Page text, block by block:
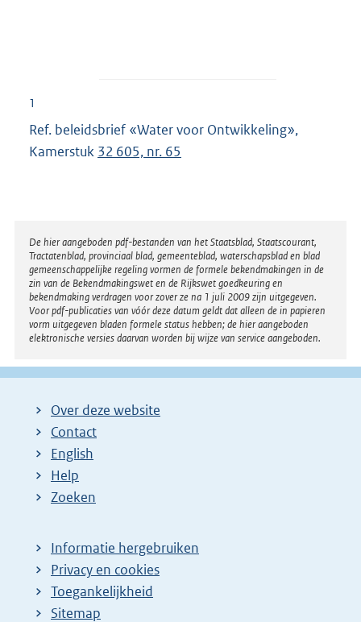
1
Ref. beleidsbrief «Water voor Ontwikkeling»,
Kamerstuk 32 605, nr. 65
Disclaimer
De hier aangeboden pdf-bestanden van het Staatsblad, Staatscourant,
Tractatenblad, provinciaal blad, gemeenteblad, waterschapsblad en blad
gemeenschappelijke regeling vormen de formele bekendmakingen in de
zin van de Bekendmakingswet en de Rijkswet goedkeuring en
bekendmaking verdragen voor zover ze na 1 juli 2009 zijn uitgegeven.
Voor pdf-publicaties van vóór deze datum geldt dat alleen de in papieren
vorm uitgegeven bladen formele status hebben; de hier aangeboden
elektronische versies daarvan worden bij wijze van service aangeboden.
Over deze website
Contact
English
Help
Zoeken
Informatie hergebruiken
Privacy en cookies
Toegankelijkheid
Sitemap